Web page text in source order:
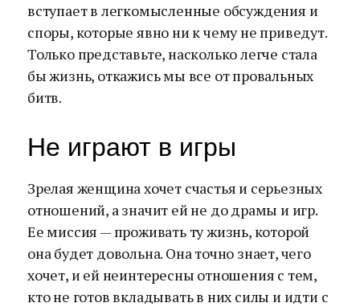
вступает в легкомысленные обсуждения и
споры, которые явно ни к чему не приведут.
Только представьте, насколько легче стала
бы жизнь, откажись мы все от провальных
битв.
Не играют в игры
Зрелая женщина хочет счастья и серьезных
отношений, а значит ей не до драмы и игр.
Ее миссия — проживать ту жизнь, которой
она будет довольна. Она точно знает, чего
хочет, и ей неинтересны отношения с тем,
кто не готов вкладывать в них силы и идти с